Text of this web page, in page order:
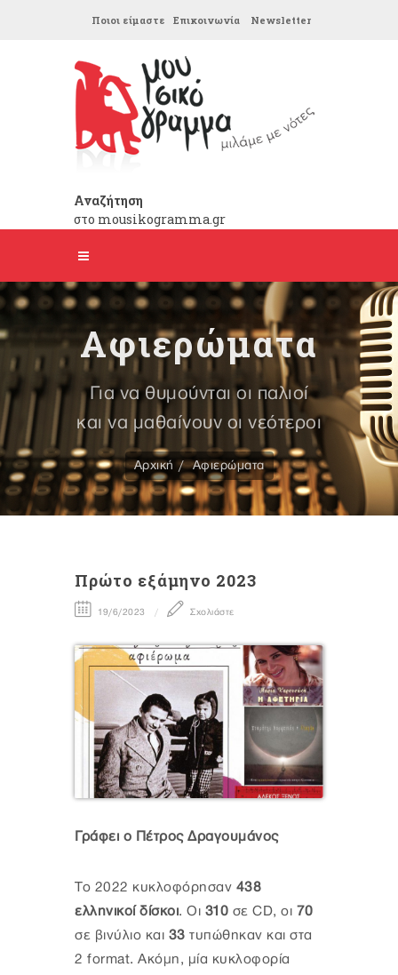
Ποιοι είμαστε Επικοινωνία Newsletter
Αναζήτηση
στο mousikogramma.gr
Αφιερώματα
Για να θυμούνται οι παλιοί
και να μαθαίνουν οι νεότεροι
Αρχική Αφιερώματα
Πρώτο εξάμηνο 2023
19/6/2023 Σχολιάστε
Γράφει ο Πέτρος Δραγουμάνος
Το 2022 κυκλοφόρησαν 438
ελληνικοί δίσκοι. Οι 310 σε CD, οι 70
σε βινύλιο και 33 τυπώθηκαν και στα
2 format. Ακόμη, μία κυκλοφορία